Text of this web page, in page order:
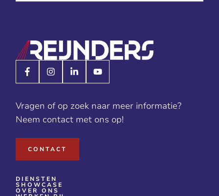
Vragen of op zoek naar meer informatie?
Neem contact met ons op!
CONTACT
DIENSTEN
SHOWCASE
OVER ONS